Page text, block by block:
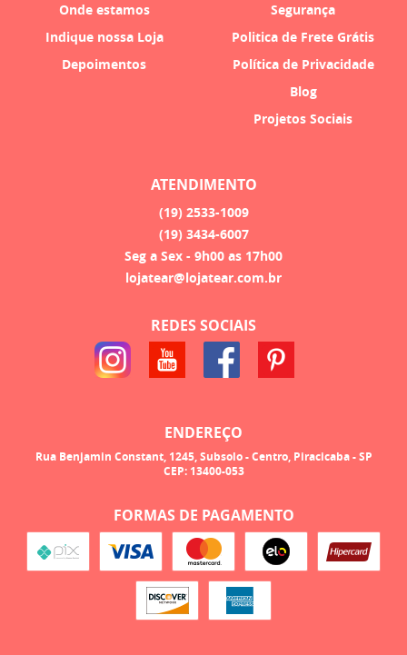
Onde estamos
Indique nossa Loja
Depoimentos
Segurança
Politica de Frete Grátis
Política de Privacidade
Blog
Projetos Sociais
ATENDIMENTO
(19) 2533-1009
(19) 3434-6007
Seg a Sex - 9h00 as 17h00
lojatear@lojatear.com.br
REDES SOCIAIS
ENDEREÇO
Rua Benjamin Constant, 1245, Subsolo-Centro, Piracicaba-SP
CEP: 13400-053
FORMAS DE PAGAMENTO